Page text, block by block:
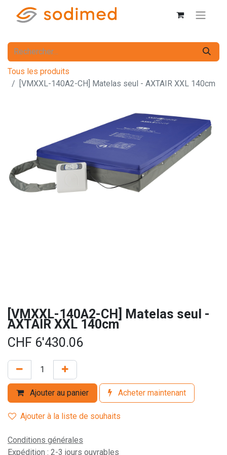
Tous les produits
[VMXXL-140A2-CH] Matelas seul - AXTAIR XXL 140cm
[VMXXL-140A2-CH] Matelas seul -
AXTAIR XXL 140cm
CHF 6'430.06
Ajouter au panier Acheter maintenant
Ajouter à la liste de souhaits
Conditions générales
Expédition : 2-3 jours ouvrables